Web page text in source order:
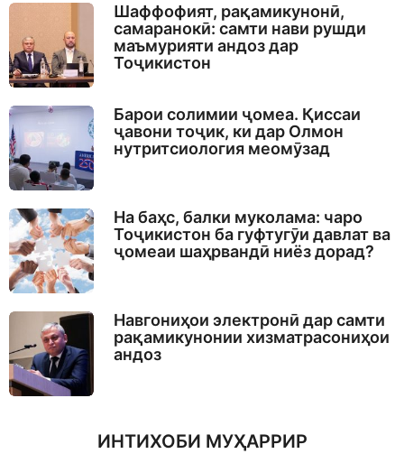
Шаффофият, рақамикунонӣ,
самаранокӣ: самти нави рушди
маъмурияти андоз дар
Тоҷикистон
Барои солимии ҷомеа. Қиссаи
ҷавони тоҷик, ки дар Олмон
нутритсиология меомӯзад
На баҳс, балки муколама: чаро
Тоҷикистон ба гуфтугӯи давлат ва
ҷомеаи шаҳрвандӣ ниёз дорад?
Навгониҳои электронӣ дар самти
рақамикунонии хизматрасониҳои
андоз
ИНТИХОБИ МУҲАРРИР